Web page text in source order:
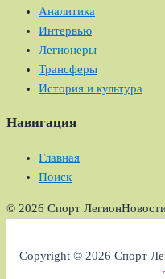
Аналитика
Интервью
Легионеры
Трансферы
История и культура
Навигация
Главная
Поиск
© 2026 Спорт Легион
Copyright © 2026 Спорт